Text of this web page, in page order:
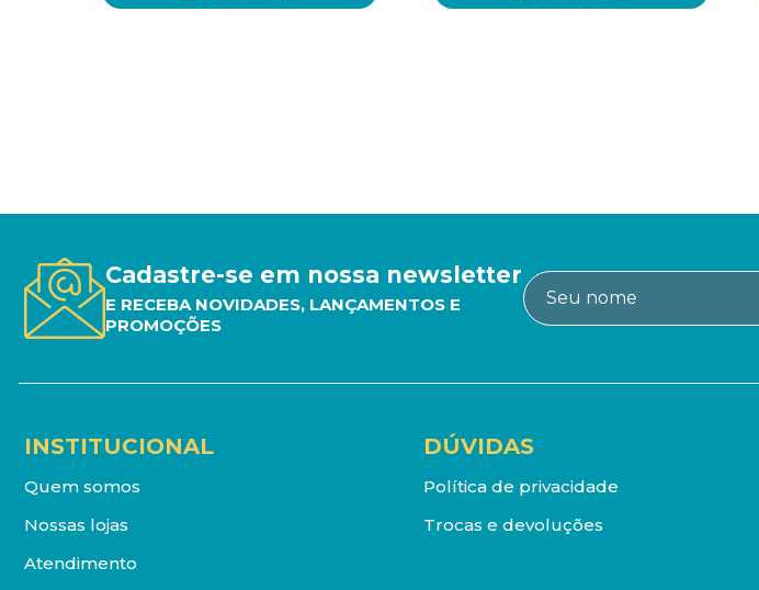
Cadastre-se em nossa newsletter
E RECEBA NOVIDADES, LANÇAMENTOS E
PROMOÇÕES
INSTITUCIONAL
Quem somos
Nossas lojas
Atendimento
DÚVIDAS
Política de privacidade
Trocas e devoluções